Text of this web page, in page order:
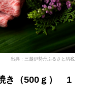
出典：三越伊勢丹ふるさと納税
き（500ｇ） 1